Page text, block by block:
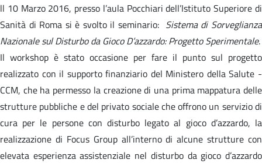
ll 10 Marzo 2016, presso l’aula Pocchiari dell’Istituto Superiore di
Sanità di Roma si è svolto il seminario: Sistema di Sorveglianza
Nazionale sul Disturbo da Gioco D’azzardo: Progetto Sperimentale.
Il workshop è stato occasione per fare il punto sul progetto
realizzato con il supporto finanziario del Ministero della Salute -
CCM, che ha permesso la creazione di una prima mappatura delle
strutture pubbliche e del privato sociale che offrono un servizio di
cura per le persone con disturbo legato al gioco d’azzardo, la
realizzazione di Focus Group all’interno di alcune strutture con
elevata esperienza assistenziale nel disturbo da gioco d’azzardo